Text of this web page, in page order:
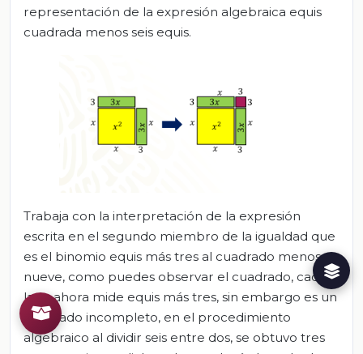
representación de la expresión algebraica equis
cuadrada menos seis equis.
Trabaja con la interpretación de la expresión
escrita en el segundo miembro de la igualdad que
es el binomio equis más tres al cuadrado menos
nueve, como puedes observar el cuadrado, cada
lado ahora mide equis más tres, sin embargo es un
cuadrado incompleto, en el procedimiento
algebraico al dividir seis entre dos, se obtuvo tres